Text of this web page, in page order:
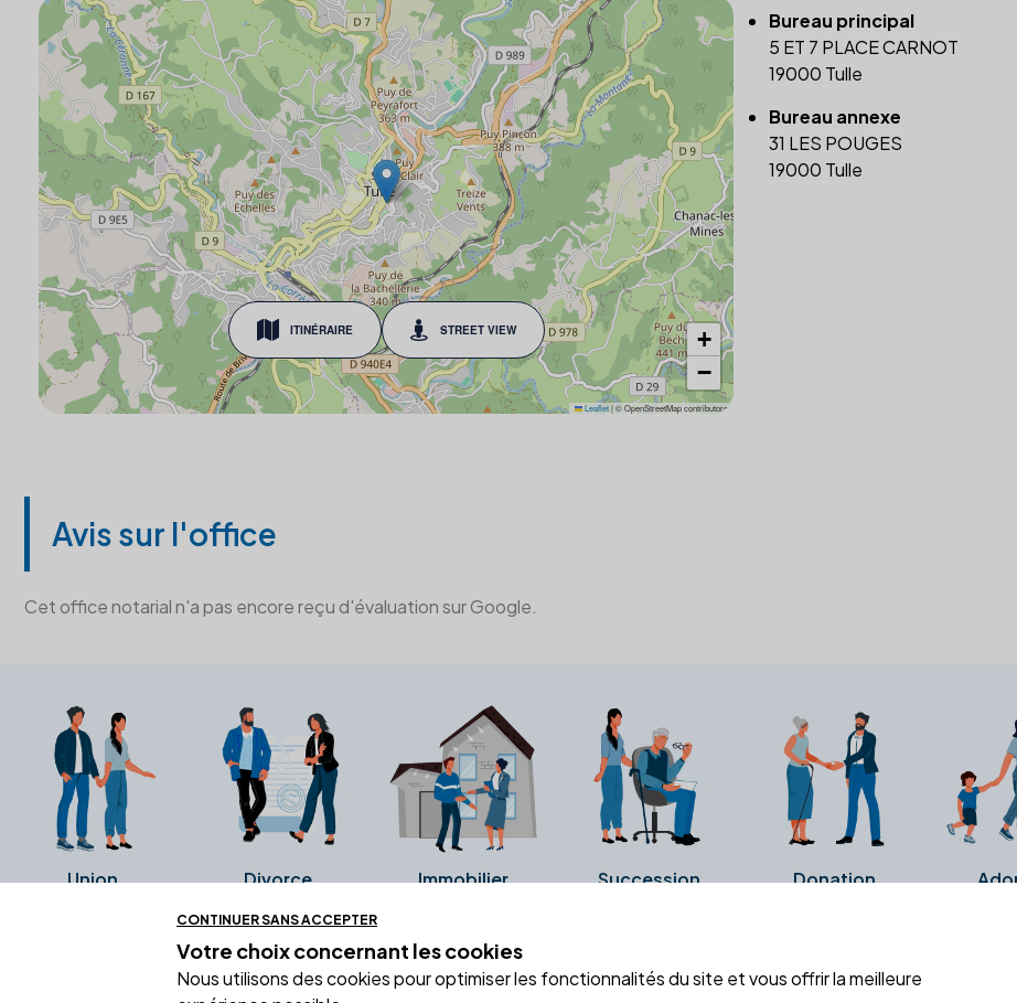
ITINÉRAIRE STREET VIEW
+
−
Leaflet |© OpenStreetMap contributors
Bureau principal
5 ET 7 PLACE CARNOT
19000 Tulle
Bureau annexe
31 LES POUGES
19000 Tulle
Avis sur l'office
Cet office notarial n'a pas encore reçu d'évaluation sur Google.
Union Divorce Immobilier Succession Donation
Ces avis proviennent directement de la fiche Google Business de l'office notarial. Ils n'ont ni été
CONTINUER SANS ACCEPTER
Votre choix concernant les cookies
Nous utilisons des cookies pour optimiser les fonctionnalités du site et vous offrir la meilleure